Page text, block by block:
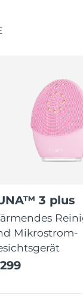
3 plus
Mikrostrom-